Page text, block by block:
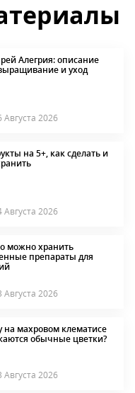
Алегрия: описание
и уход
Августа 2026
на 5+, как сделать и
Августа 2026
можно хранить
препараты для
Августа 2026
на махровом клематисе
обычные цветки?
Августа 2026